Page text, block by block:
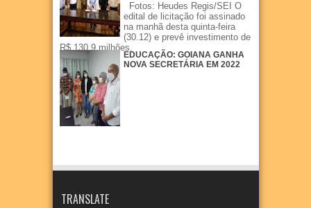
Fotos: Heudes Regis/SEI O
edital de licitação foi assinado
na manhã desta quinta-feira
(30.12) e prevê investimento de
R$ 130,9 milhões.
EDUCAÇÃO: GOIANA GANHA
NOVA SECRETÁRIA EM 2022
TRANSLATE